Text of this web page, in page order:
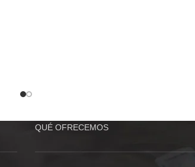
QUÉ OFRECEMOS